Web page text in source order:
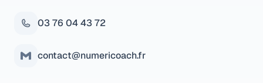
03 76 04 43 72
contact@numericoach.fr